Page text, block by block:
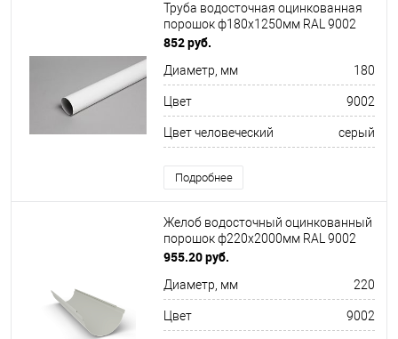
Труба водосточная оцинкованная
порошок ф180х1250мм RAL 9002
852 руб.
Диаметр, мм 180
Цвет 9002
Цвет человеческий серый
Подробнее
Желоб водосточный оцинкованный
порошок ф220х2000мм RAL 9002
955.20 руб.
Диаметр, мм 220
Цвет 9002